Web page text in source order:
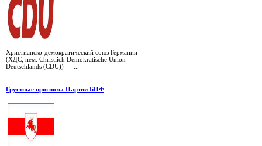
Христианско-демократический союз Германии
(ХДС; нем. Christlich Demokratische Union
Deutschlands (CDU)) — ...
Грустные прогнозы Партии БНФ